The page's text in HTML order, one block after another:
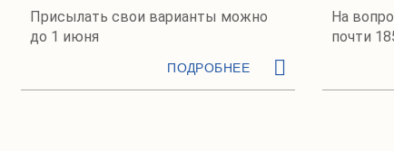
Присылать свои варианты можно
до 1 июня
ПОДРОБНЕЕ
На
почти